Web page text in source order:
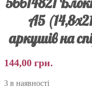
А5
аркушів на
144,00 грн.
3 в наявності